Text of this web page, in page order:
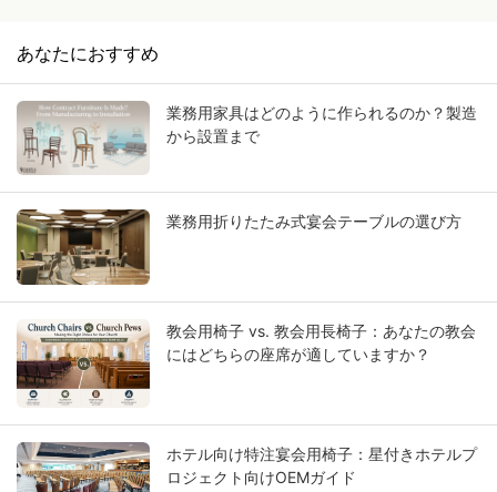
あなたにおすすめ
業務用家具はどのように作られるのか？製造
から設置まで
業務用折りたたみ式宴会テーブルの選び方
教会用椅子 vs. 教会用長椅子：あなたの教会
にはどちらの座席が適していますか？
ホテル向け特注宴会用椅子：星付きホテルプ
ロジェクト向けOEMガイド